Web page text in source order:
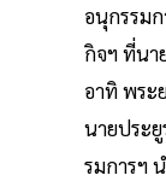
อนุกรรม
กิจฯ ที่นา
อาทิ พระ
นายประ
รมการฯ